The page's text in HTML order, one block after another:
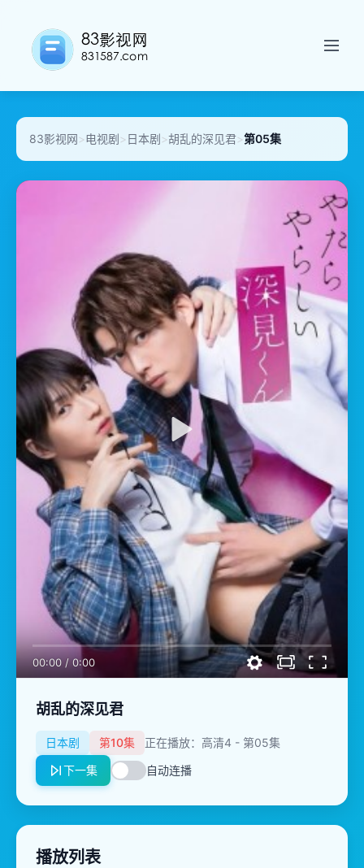
83影视网>电视剧> 日本剧>胡乱的深见君>第05集
00:00 / 0:00
胡乱的深见君
日本剧 第10集
正在播放：高清4 - 第05集
下一集
自动连播
播放列表